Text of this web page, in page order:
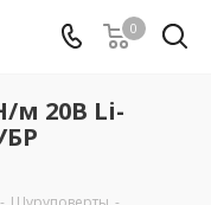
0
м 20В Li-